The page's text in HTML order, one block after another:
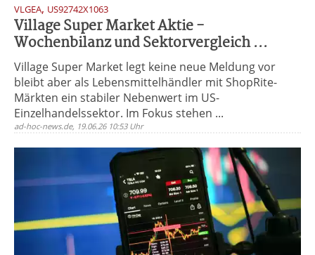
VLGEA, US92742X1063
Village Super Market Aktie -
Wochenbilanz und Sektorvergleich ...
Village Super Market legt keine neue Meldung vor
bleibt aber als Lebensmittelhändler mit ShopRite-
Märkten ein stabiler Nebenwert im US-
Einzelhandelssektor. Im Fokus stehen ...
ad-hoc-news.de, 19.06.26 10:53 Uhr